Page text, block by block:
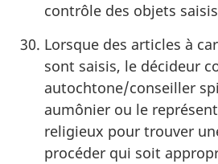
contrôle des objets
Lorsque des articles à
sont saisis, le décideur
autochtone/conseiller
aumônier ou le
religieux pour trouver
procéder qui soit